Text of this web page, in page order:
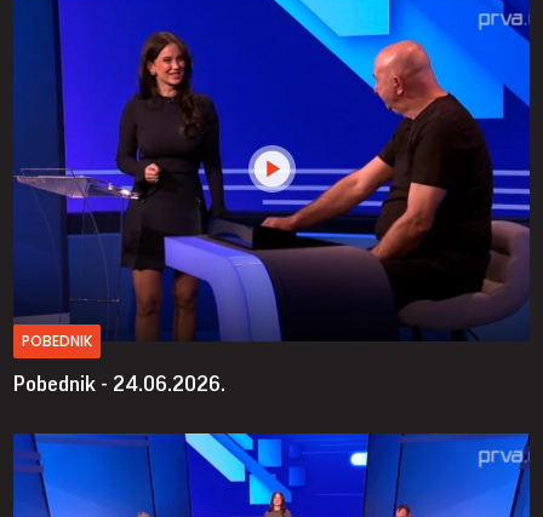
POBEDNIK
Pobednik - 24.06.2026.